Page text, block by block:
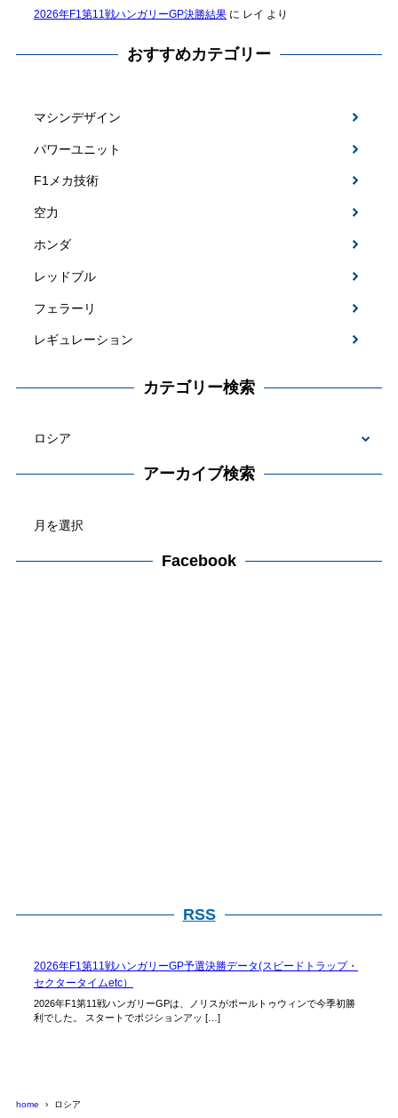
2026年F1第11戦ハンガリーGP決勝結果に レイ より
おすすめカテゴリー
マシンデザイン
パワーユニット
F1メカ技術
空力
ホンダ
レッドブル
フェラーリ
レギュレーション
カテゴリー検索
検
アーカイブ検索
カ
Facebook
RSS
2026年F1第11戦ハンガリーGP予選決勝データ(スピードトラップ・
セクタータイムetc）
2026年F1第11戦ハンガリーGPは、ノリスがポールトゥウィンで今季初勝
利でした。 スタートでポジションアッ […]
home ロシア